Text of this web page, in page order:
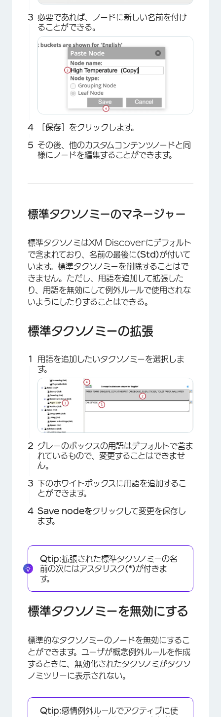
×
必要であれば、ノードに新しい名前を付け
ることができる。
×
保存 ］をクリックします。
その後、他のカスタムコンテンツノードと同
様にノードを編集することができます。
標準タクソノミーのマネージャー
標準タクソノミはXM Discoverにデフォルト
で含まれており、名前の最後に(Std)が付いて
います。標準タクソノミーを削除することはで
きません。ただし、用語を追加して拡張した
り、用語を無効にして例外ルールで使用されな
いようにしたりすることはできる。
標準タクソノミーの拡張
用語を追加したいタクソノミーを選択しま
す。
グレーのボックスの用語はデフォルトで含ま
れているもので、変更することはできませ
ん。
下のホワイトボックスに用語を追加するこ
とができます。
Save nodeをクリックして変更を保存し
ます。
Qtip:拡張された標準タクソノミーの名
前の次にはアスタリスク(*)が付きま
す。
標準タクソノミーを無効にする
標準的なタクソノミーのノードを無効にするこ
とができます。ユーザが概念例外ルールを作成
するときに、無効化されたタクソノミがタクソ
ノミツリーに表示されない。
Qtip:感情例外ルールでアクティブに使